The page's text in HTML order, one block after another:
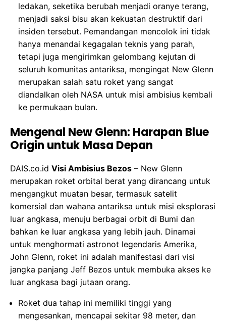
ledakan, seketika berubah menjadi oranye terang,
menjadi saksi bisu akan kekuatan destruktif dari
insiden tersebut. Pemandangan mencolok ini tidak
hanya menandai kegagalan teknis yang parah,
tetapi juga mengirimkan gelombang kejutan di
seluruh komunitas antariksa, mengingat New Glenn
merupakan salah satu roket yang sangat
diandalkan oleh NASA untuk misi ambisius kembali
ke permukaan bulan.
Mengenal New Glenn: Harapan Blue
Origin untuk Masa Depan
DAIS.co.id Visi Ambisius Bezos – New Glenn
merupakan roket orbital berat yang dirancang untuk
mengangkut muatan besar, termasuk satelit
komersial dan wahana antariksa untuk misi eksplorasi
luar angkasa, menuju berbagai orbit di Bumi dan
bahkan ke luar angkasa yang lebih jauh. Dinamai
untuk menghormati astronot legendaris Amerika,
John Glenn, roket ini adalah manifestasi dari visi
jangka panjang Jeff Bezos untuk membuka akses ke
luar angkasa bagi jutaan orang.
Roket dua tahap ini memiliki tinggi yang
mengesankan, mencapai sekitar 98 meter, dan